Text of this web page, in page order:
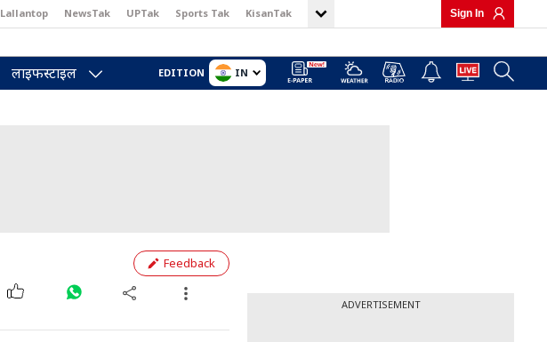
Lallantop NewsTak UPTak Sports Tak KisanTak Sign In
लाइफस्टाइल EDITION IN
Feedback
ADVERTISEMENT